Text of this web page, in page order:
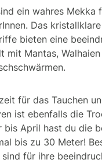
ein wahres Mekka
Das
bieten eine
mit Mantas,
für das Tauchen
ist ebenfalls die
bis April hast du die
bis zu 30 Meter!
für ihre